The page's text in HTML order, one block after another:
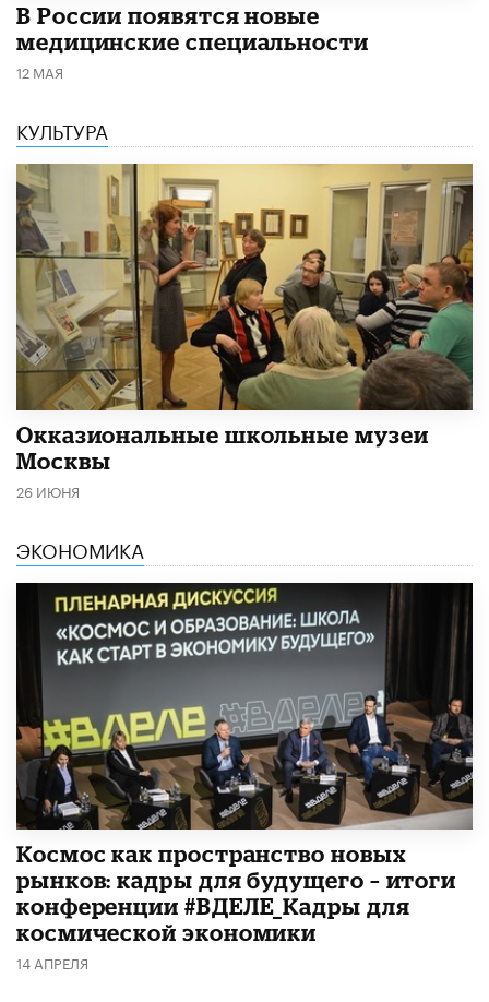
В России появятся новые
медицинские специальности
12 МАЯ
КУЛЬТУРА
​Окказиональные школьные музеи
Москвы
26 ИЮНЯ
ЭКОНОМИКА
Космос как пространство новых
рынков: кадры для будущего – итоги
конференции #ВДЕЛЕ_Кадры для
космической экономики
14 АПРЕЛЯ